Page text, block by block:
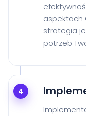
aspektach
strategia
potrzeb
4